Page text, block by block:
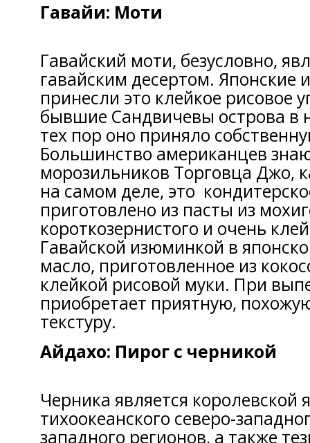
Гавайи: Моти
Гавайский моти, безусловно,
гавайским десертом. Японские
принесли это клейкое рисовое
бывшие Сандвичевы острова в
тех пор оно приняло
Большинство американцев
морозильников Торговца Джо,
на самом деле, это
приготовлено из пасты из
короткозернистого и очень
Гавайской изюминкой в
масло, приготовленное из
клейкой рисовой муки. При
приобретает приятную,
текстуру.
Айдахо: Пирог с черникой
Черника является королевской
тихоокеанского северо-
западного регионов, а также